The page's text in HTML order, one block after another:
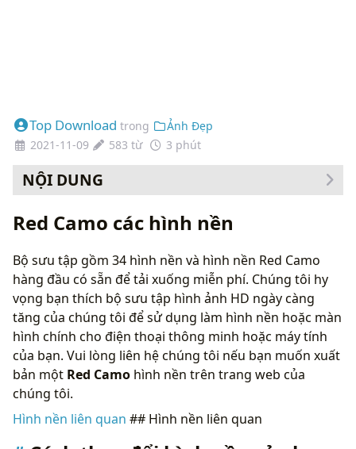
Top Download trong
Ảnh Đẹp
2021-11-09
583 từ 3 phút
NỘI DUNG
Red Camo các hình nền
Bộ sưu tập gồm 34 hình nền và hình nền Red Camo
hàng đầu có sẵn để tải xuống miễn phí. Chúng tôi hy
vọng bạn thích bộ sưu tập hình ảnh HD ngày càng
tăng của chúng tôi để sử dụng làm hình nền hoặc màn
hình chính cho điện thoại thông minh hoặc máy tính
của bạn. Vui lòng liên hệ chúng tôi nếu bạn muốn xuất
bản một Red Camo hình nền trên trang web của
chúng tôi.
Hình nền liên quan ## Hình nền liên quan